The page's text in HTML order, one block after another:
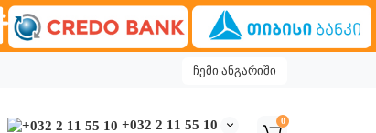
ჩემი ანგარიში
+032 2 11 55 10 0